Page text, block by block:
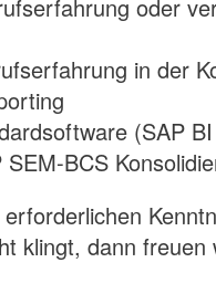
oder
in der
(SAP
BCS
klingt, dann